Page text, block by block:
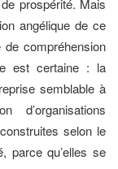
prospérité. Mais
angélique de ce
de compréhension
est certaine : la
semblable à
selon le
parce qu’elles se